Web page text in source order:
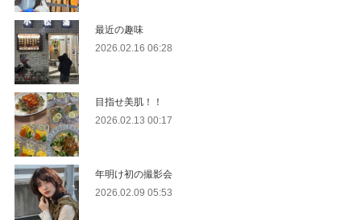
最近の趣味
2026.02.16 06:28
目指せ美肌！！
2026.02.13 00:17
年明け初の撮影会
2026.02.09 05:53